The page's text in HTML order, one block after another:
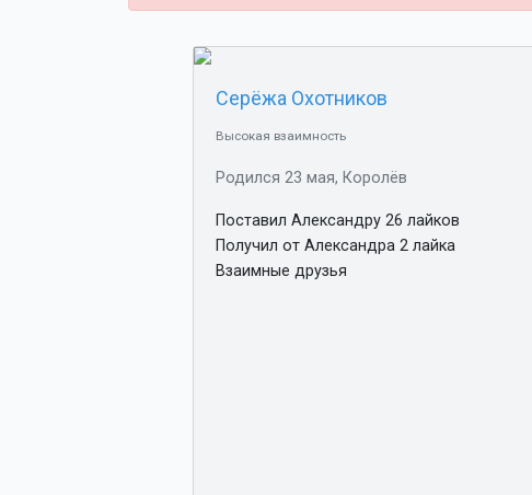
Серёжа Охотников
Высокая взаимность
Родился 23 мая, Королёв
Поставил Александру 26 лайков
Получил от Александра 2 лайка
Взаимные друзья